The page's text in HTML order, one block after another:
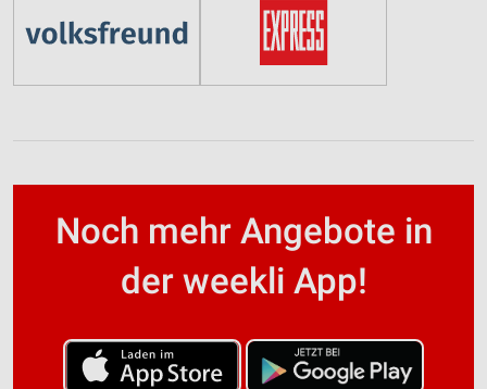
Noch mehr Angebote in
der weekli App!